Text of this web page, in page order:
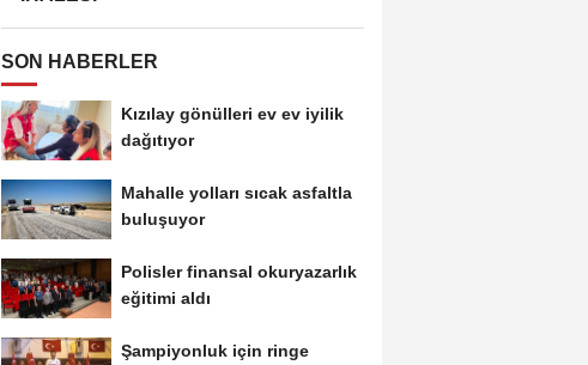
SON HABERLER
Kızılay gönülleri ev ev iyilik
dağıtıyor
Mahalle yolları sıcak asfaltla
buluşuyor
Polisler finansal okuryazarlık
eğitimi aldı
Şampiyonluk için ringe